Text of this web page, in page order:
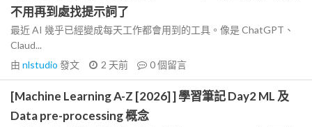
不用再到處找提示詞了
最近 AI 幾乎已經變成每天工作都會用到的工具。像是 ChatGPT、
Claud...
由 nlstudio 發文 2 天前 0個留言
[Machine Learning A-Z [2026] ] 學習筆記 Day2 ML 及
Data pre-processing 概念